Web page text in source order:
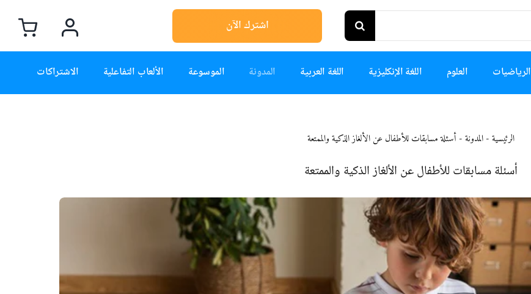
اشترك الآن
الرياضيات العلوم اللغة الإنكليزية اللغة العربية المدونة الموسوعة الألعاب التفاعلية الاشتراكات
الرئيسية-المدونة-أسئلة مسابقات للأطفال عن الألغاز الذكية والممتعة
أسئلة مسابقات للأطفال عن الألغاز الذكية والممتعة